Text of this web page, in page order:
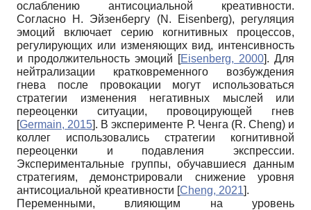
ослаблению антисоциальной креативности.
Согласно Н. Эйзенбергу (N. Eisenberg), регуляция
эмоций включает серию когнитивных процессов,
регулирующих или изменяющих вид, интенсивность
и продолжительность эмоций [Eisenberg, 2000]. Для
нейтрализации кратковременного возбуждения
гнева после провокации могут использоваться
стратегии изменения негативных мыслей или
переоценки ситуации, провоцирующей гнев
[Germain, 2015]. В эксперименте Р. Ченга (R. Cheng) и
коллег использовались стратегии когнитивной
переоценки и подавления экспрессии.
Экспериментальные группы, обучавшиеся данным
стратегиям, демонстрировали снижение уровня
антисоциальной креативности [Cheng, 2021].
Переменными, влияющим на уровень